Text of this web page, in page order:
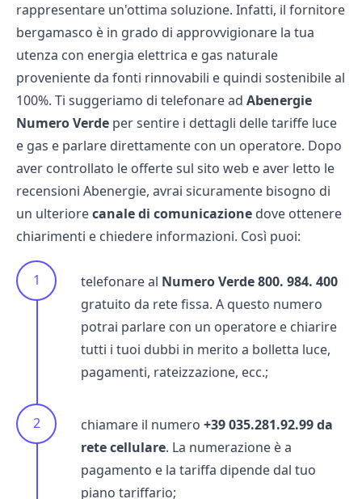
rappresentare un'ottima soluzione. Infatti, il fornitore
bergamasco è in grado di approvvigionare la tua
utenza con energia elettrica e gas naturale
proveniente da fonti rinnovabili e quindi sostenibile al
100%. Ti suggeriamo di telefonare ad Abenergie
Numero Verde per sentire i dettagli delle tariffe luce
e gas e parlare direttamente con un operatore. Dopo
aver controllato le offerte sul sito web e aver letto le
recensioni Abenergie, avrai sicuramente bisogno di
un ulteriorecanale di comunicazione dove ottenere
chiarimenti e chiedere informazioni. Così puoi:
telefonare al Numero Verde 800. 984. 400
gratuito da rete fissa. A questo numero
potrai parlare con un operatore e chiarire
tutti i tuoi dubbi in merito a bolletta luce,
pagamenti, rateizzazione, ecc.;
chiamare il numero +39 035.281.92.99 da
rete cellulare. La numerazione è a
pagamento e la tariffa dipende dal tuo
piano tariffario;